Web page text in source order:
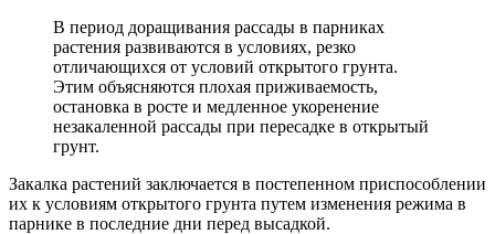
В период доращивания рассады в парниках
растения развиваются в условиях, резко
отличающихся от условий открытого грунта.
Этим объясняются плохая приживаемость,
остановка в росте и медленное укоренение
незакаленной рассады при пересадке в открытый
грунт.
Закалка растений заключается в постепенном приспособлении
их к условиям открытого грунта путем изменения режима в
парнике в последние дни перед высадкой.